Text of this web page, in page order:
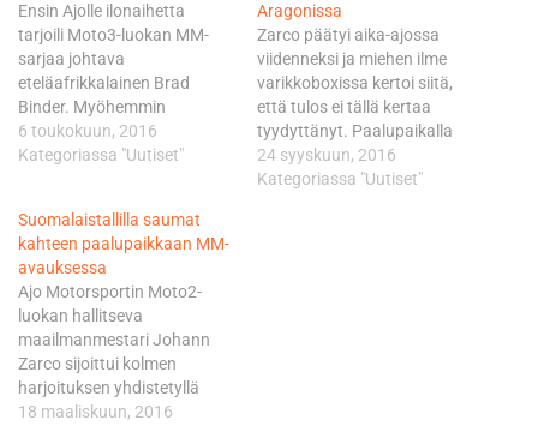
Ensin Ajolle ilonaihetta
tarjoili Moto3-luokan MM-
sarjaa johtava
eteläafrikkalainen Brad
Binder. Myöhemmin
iltapäivällä vuorostaan
Moto2:n hallitseva mestari
kotiyleisönsä huulille. Viime
vuonna Ranskan GP:ssä
kolmanneksi sijoittunut ja
nyt vain voittoa janoava
Zarco sivalsi pohjiksi
rataennätystä tapailevat
lukemat 1.37,370. - Olen
ihan tyytyväinen tähän
päivään. Tämä teki…
6 toukokuun, 2016
Kategoriassa "Uutiset"
Aragonissa
Zarco päätyi aika-ajossa
viidenneksi ja miehen ilme
varikkoboxissa kertoi siitä,
että tulos ei tällä kertaa
tyydyttänyt. Paalupaikalla
pauhasi Zarcolle taannoisen
Britannian GP:n jälkeen
24 syyskuun, 2016
Kategoriassa "Uutiset"
Suomalaistallilla saumat
kahteen paalupaikkaan MM-
avauksessa
Ajo Motorsportin Moto2-
luokan hallitseva
maailmanmestari Johann
Zarco sijoittui kolmen
harjoituksen yhdistetyllä
tuloslistalla seitsemänneksi.
18 maaliskuun, 2016